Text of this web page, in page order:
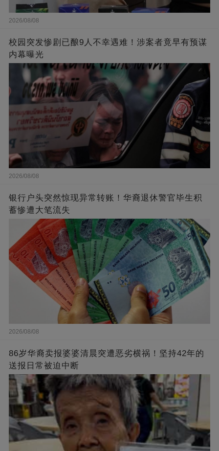
2026/08/08
校园突发惨剧已酿9人不幸遇难！涉案者竟早有预谋
内幕曝光
2026/08/08
银行户头突然惊现异常转账！华裔退休警官毕生积
蓄惨遭大笔流失
2026/08/08
86岁华裔卖报婆婆清晨突遭恶劣横祸！坚持42年的
送报日常被迫中断